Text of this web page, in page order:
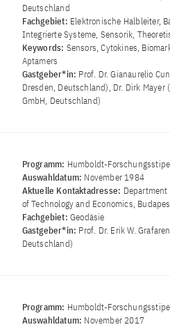
Deutschland
Fachgebiet: Elektronische Halbleiter,
Integrierte Systeme, Sensorik,
Keywords: Sensors, Cytokines,
Aptamers
Gastgeber*in: Prof. Dr. Gianaurelio
Dresden, Deutschland), Dr. Dirk
GmbH, Deutschland)
Programm: Humboldt-
Auswahldatum: November 1984
Aktuelle Kontaktadresse:
of Technology and Economics,
Fachgebiet: Geodäsie
Gastgeber*in: Prof. Dr. Erik W.
Deutschland)
Programm: Humboldt-
Auswahldatum: November 2017